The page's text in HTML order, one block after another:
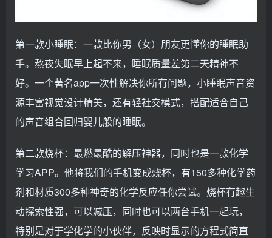
第一款小睡眠：一款比你男（女）朋友更懂你的睡眠助
手。熬夜失眠早上起不来，睡眠质量差第二天精神不
好。一个著名app一次性解决你所有问题，小睡眠声音资
源丰富视觉设计精美，还有轻社交模式，搭配适合自己
的声音组合回归婴儿般的睡眠。
第二款烧杯：最燃最酷的解压神器，同时也是一款化学
学习APP。他将我们的手机变成烧杯，有150多种化学药
剂和材质300多种神奇的化学反应任你尝试。烧杯有趣生
动探索性强，可以减压，同时也可以两台手机一起玩，
特别是对于学化学的小伙伴，反映时显示的方程式简直